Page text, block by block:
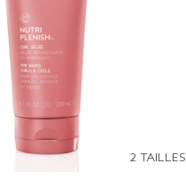
2 TAILLES